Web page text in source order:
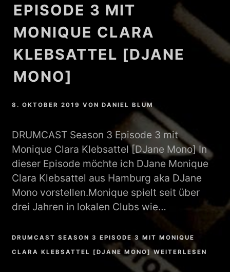
EPISODE 3 MIT
MONIQUE CLARA
KLEBSATTEL [DJANE
MONO]
8. OKTOBER 2019 VONDANIEL BLUM
DRUMCAST Season 3 Episode 3 mit
Monique Clara Klebsattel [DJane Mono] In
dieser Episode möchte ich DJane Monique
Clara Klebsattel aus Hamburg aka DJane
Mono vorstellen.Monique spielt seit über
drei Jahren in lokalen Clubs wie…
DRUMCAST SEASON 3 EPISODE 3 MIT MONIQUE
CLARA KLEBSATTEL [DJANE MONO] WEITERLESEN